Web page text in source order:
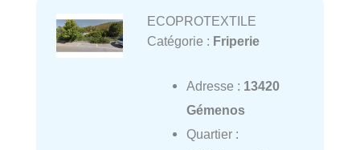
ECOPROTEXTILE
Catégorie : Friperie
Adresse : 13420
Gémenos
Quartier :